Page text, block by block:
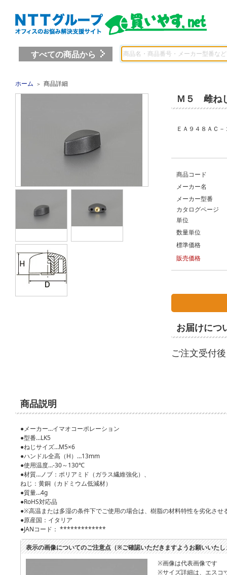
すべての商品から
ホーム ＞ 商品詳細
Ｍ５ 雌ね
ＥＡ９４８ＡＣ
商品コード
メーカー名
メーカー型番
カタログページ
単位
数量単位
標準価格
販売価格
お届けにつ
ご注文受付
商品説明
●メーカー…イマオコーポレーション
●型番…LK5
●ねじサイズ…M5×6
●ハンドル全高（H）…13mm
●使用温度…-30～130℃
●材質…ノブ：ポリアミド（ガラス繊維強化）、
ねじ：黄銅（カドミウム低減材）
●質量…4g
●RoHS対応品
●※高温または多湿の条件下でご使用の場合は、樹脂の材料特性を劣化させ
●原産国：イタリア
●JANコード： *************
表示の画像についてのご注意点（※ご確認いただきますようお願いいた
※画像は代表画像です
※サイズ詳細は、エスコ